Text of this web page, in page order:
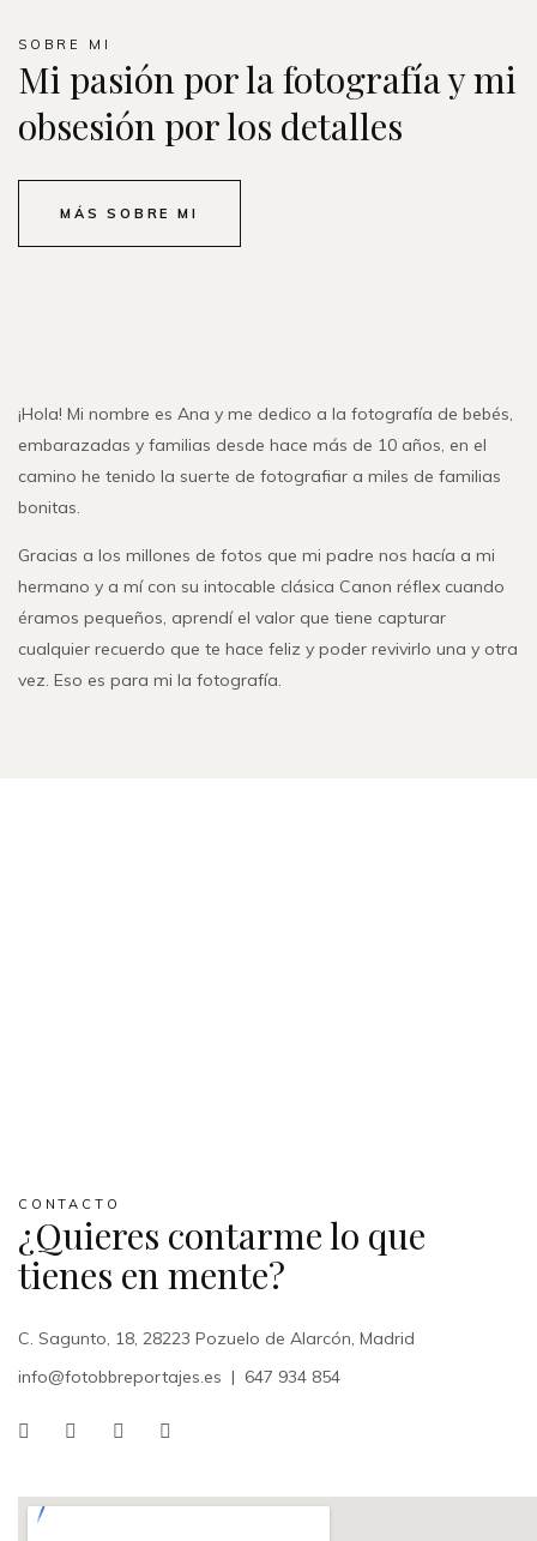
SOBRE MI
Mi pasión por la fotografía y mi
obsesión por los detalles
MÁS SOBRE MI
¡Hola! Mi nombre es Ana y me dedico a la fotografía de bebés,
embarazadas y familias desde hace más de 10 años, en el
camino he tenido la suerte de fotografiar a miles de familias
bonitas.
Gracias a los millones de fotos que mi padre nos hacía a mi
hermano y a mí con su intocable clásica Canon réflex cuando
éramos pequeños, aprendí el valor que tiene capturar
cualquier recuerdo que te hace feliz y poder revivirlo una y otra
vez. Eso es para mi la fotografía.
CONTACTO
¿Quieres contarme lo que
tienes en mente?
C. Sagunto, 18, 28223 Pozuelo de Alarcón, Madrid
info@fotobbreportajes.es | 647 934 854